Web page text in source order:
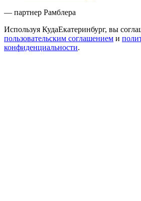
— партнер Рамблера
Используя КудаЕкатеринбург, вы
пользовательским соглашением и
конфиденциальности.